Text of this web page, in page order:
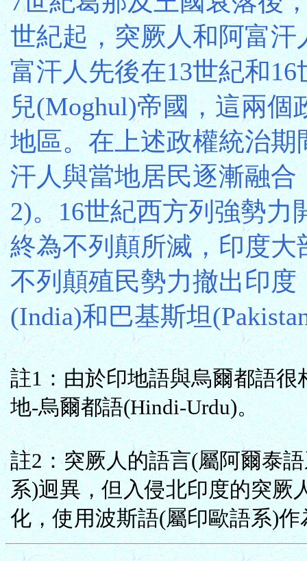
世紀起，突厥人和阿富
富汗人先後在13世紀和
兒(Moghul)帝國，這兩個
地區。在上述政權統治
汗人與當地居民逐漸融
2)。16世紀西方列強勢力
終為不列顛所滅，印度大
不列顛殖民勢力撤出印
(India)和巴基斯坦
註1：由於印地語與烏爾都語
地-烏爾都語(Hindi-Urdu)。
註2：突厥人的語言(屬阿爾泰
系)迥異，但入侵北印度的突厥
化，使用波斯語(屬印歐語系)